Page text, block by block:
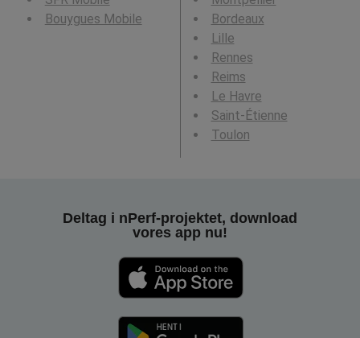
Bouygues Mobile
Bordeaux
Lille
Rennes
Reims
Le Havre
Saint-Étienne
Toulon
Deltag i nPerf-projektet, download
vores app nu!